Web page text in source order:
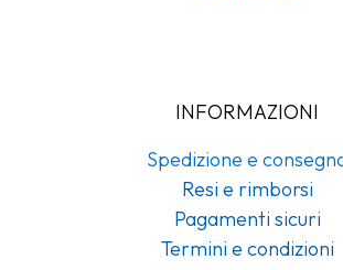
INFORMAZIONI
Spedizione e
Resi e rimborsi
Pagamenti sicuri
Termini e condizioni